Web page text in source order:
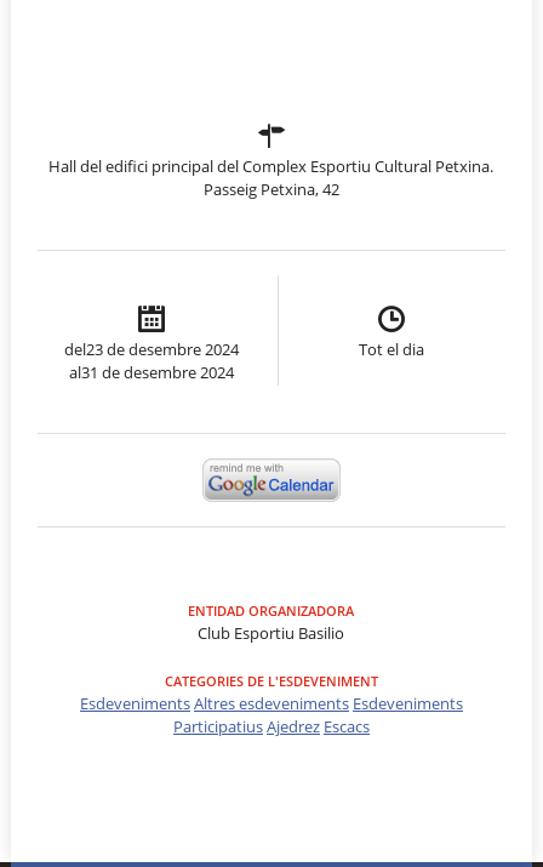
Hall del edifici principal del Complex Esportiu Cultural Petxina.
Passeig Petxina, 42
del23 de desembre 2024
al31 de desembre 2024
Tot el dia
ENTIDAD ORGANIZADORA
Club Esportiu Basilio
CATEGORIES DE L'ESDEVENIMENT
EsdevenimentsAltres esdeveniments Esdeveniments
ParticipatiusAjedrez Escacs